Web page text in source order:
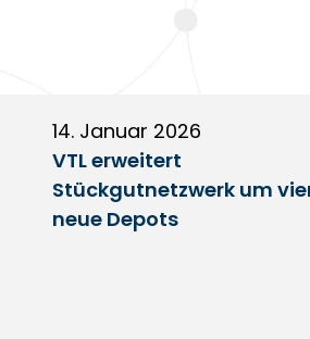
14. Januar 2026
VTL erweitert
Stückgutnetzwerk um
neue Depots